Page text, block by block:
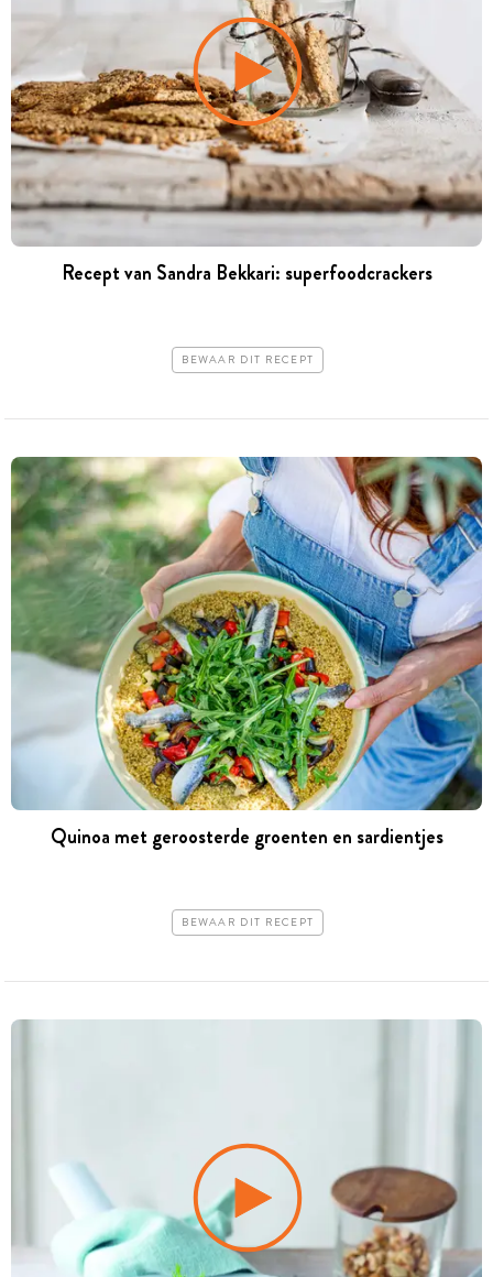
Recept van Sandra Bekkari: superfoodcrackers
BEWAAR DIT RECEPT
Quinoa met geroosterde groenten en sardientjes
BEWAAR DIT RECEPT